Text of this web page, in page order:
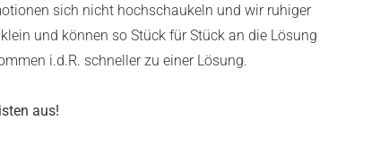
sich nicht hochschaukeln und wir ruhiger
und können so Stück für Stück an die Lösung
i.d.R. schneller zu einer Lösung.
aus!